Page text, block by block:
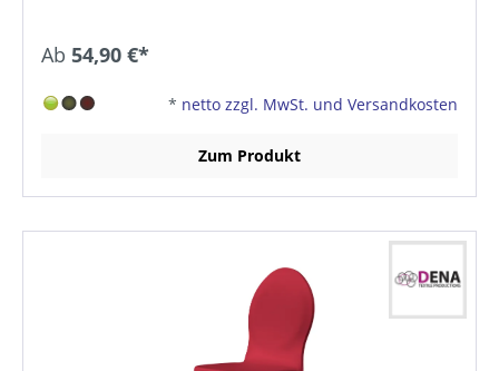
Ab 54,90 €*
* netto zzgl. MwSt. und Versandkosten
Zum Produkt